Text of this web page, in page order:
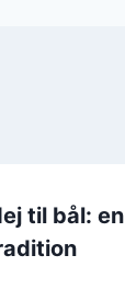
til bål: en